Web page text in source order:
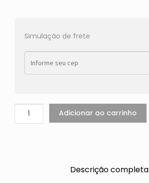
Simulação de frete
Adicionar ao carrinho
Descrição completa